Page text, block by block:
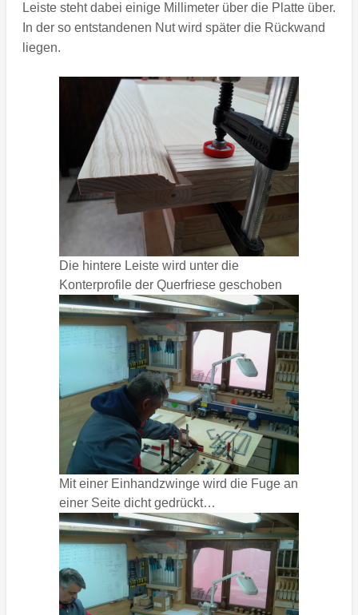
Leiste steht dabei einige Millimeter über die Platte über.
In der so entstandenen Nut wird später die Rückwand
liegen.
Die hintere Leiste wird unter die
Konterprofile der Querfriese geschoben
Mit einer Einhandzwinge wird die Fuge an
einer Seite dicht gedrückt…